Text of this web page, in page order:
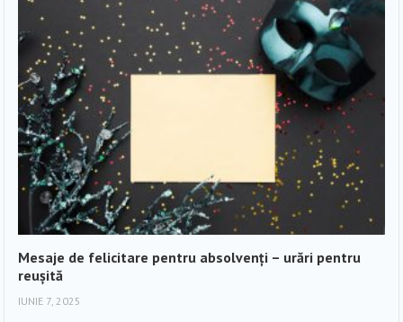
Mesaje de felicitare pentru absolvenți – urări pentru
reușită
IUNIE 7, 2025